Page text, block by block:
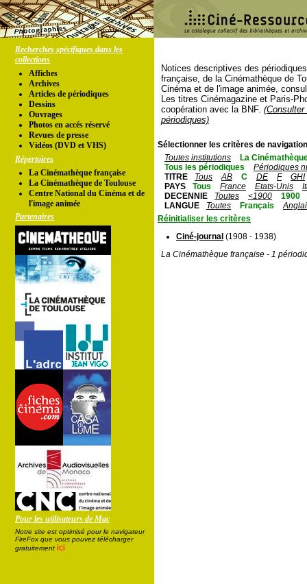
Recherches spécifiques dans les
collections
Affiches
Archives
Articles de périodiques
Dessins
Ouvrages
Photos en accés réservé
Revues de presse
Vidéos (DVD et VHS)
Répertoires
La Cinémathèque française
La Cinémathèque de Toulouse
Centre National du Cinéma et de
l'image animée
Partenaires
Pour les utilisateurs de Mac
Notre site est optimisé pour le navigateur
FireFox que vous pouvez télécharger
gratuitement ici
Notices descriptives des
française, de la Cinémathèque de
Cinéma et de l'image animée,
Les titres Cinémagazine et Paris-
coopération avec la BNF.
périodiques)
Sélectionner les critères de
Toutes institutions
La
Tous les périodiques
Périodiques
TITRE
Tous AB C DE F
GHI
PAYS
Tous France Etats-Unis
DECENNIE
Toutes <1900
1900
LANGUE
Toutes Français
Réinitialiser les critères
Ciné-journal (1908 - 1938)
La Cinémathèque française - 1